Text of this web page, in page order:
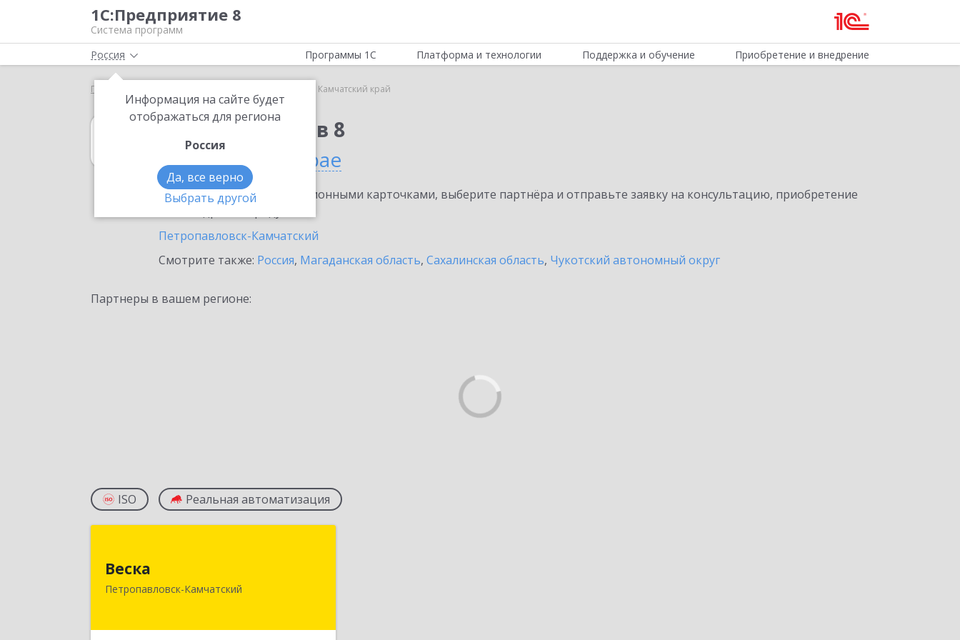
1С:Предприятие 8
Система программ
Россия
Информация на сайте будет
отображаться для региона
Россия
Да, все верно
Выбрать другой
Программы 1С Платформа и технологии Поддержка и обучение Приобретение и внедрение
Главная Камчатский край
1С:Свод отчетов 8
в Камчатском крае
Ознакомьтесь с информационными карточками, выберите партнёра и отправьте заявку на консультацию, приобретение
Петропавловск-Камчатский
Смотрите также: Россия, Магаданская область, Сахалинская область, Чукотский автономный округ
Партнеры в вашем регионе:
ISO Реальная автоматизация
Веска
Петропавловск-Камчатский
Петропавловск-Камчатский г, Карла